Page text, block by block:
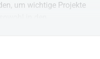
um wichtige Projekte
unterstützen. Wir
und Selbstvertrauen